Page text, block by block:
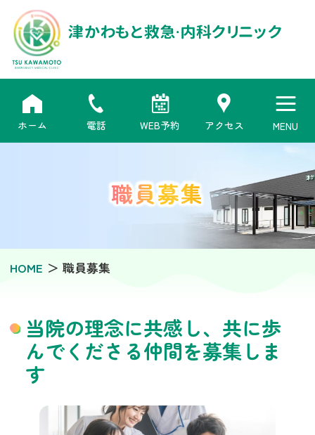
津かわもと救急・内科クリニック
ホーム 電話 WEB予約 アクセス
職員募集
HOME 職員募集
当院の理念に共感し、共に歩
んでくださる仲間を募集しま
す